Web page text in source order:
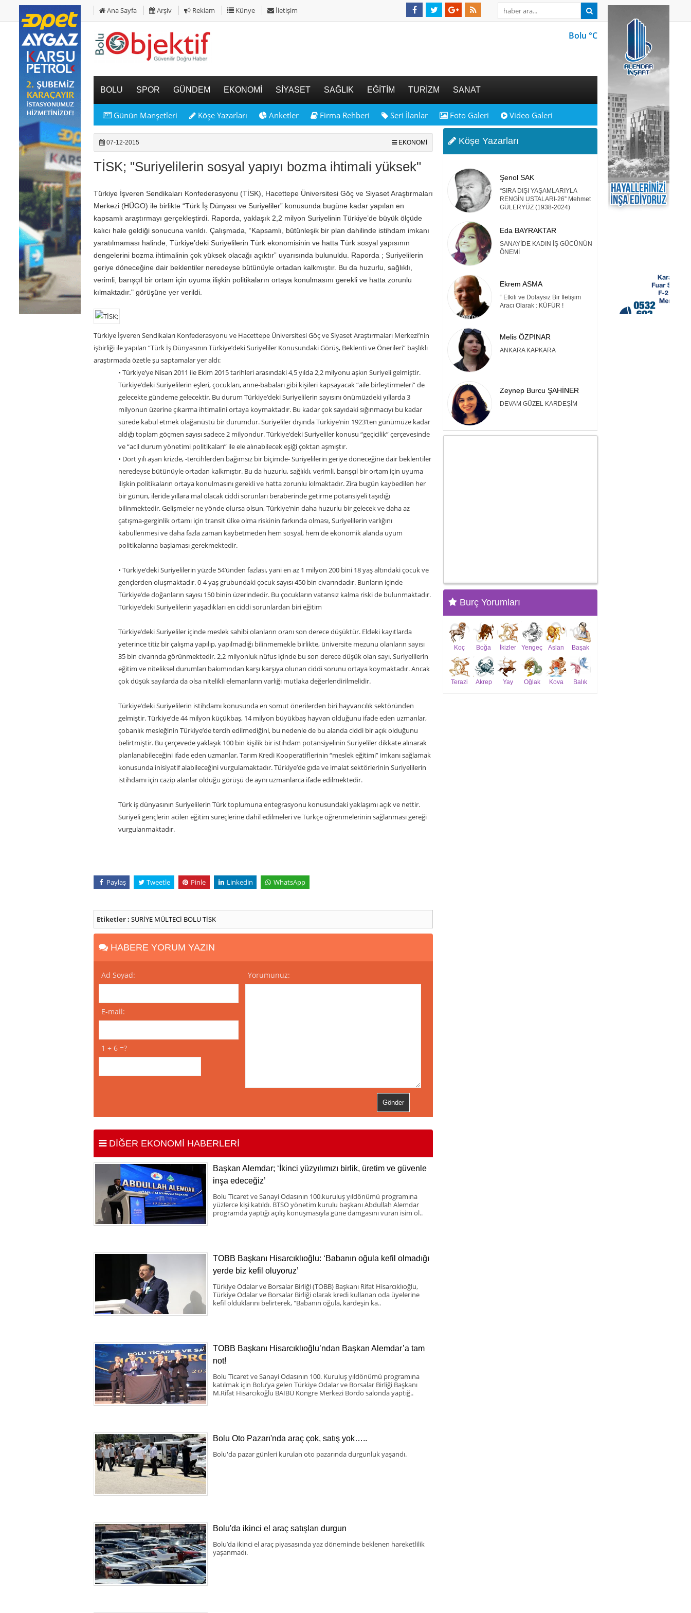
Ana Sayfa Arşiv Reklam Künye İletişim
Bolu °C
BOLU SPOR GÜNDEM EKONOMİ SİYASET SAĞLIK EĞİTİM TURİZM SANAT
Günün Manşetleri Köşe Yazarları Anketler Firma Rehberi Seri İlanlar Foto Galeri Video Galeri
07-12-2015 EKONOMİ
TİSK; "Suriyelilerin sosyal yapıyı bozma ihtimali yüksek"
Türkiye İşveren Sendikaları Konfederasyonu (TİSK), Hacettepe Üniversitesi Göç ve Siyaset Araştırmaları
Merkezi (HÜGO) ile birlikte “Türk İş Dünyası ve Suriyeliler” konusunda bugüne kadar yapılan en
kapsamlı araştırmayı gerçekleştirdi. Raporda, yaklaşık 2,2 milyon Suriyelinin Türkiye’de büyük ölçüde
kalıcı hale geldiği sonucuna varıldı. Çalışmada, “Kapsamlı, bütünleşik bir plan dahilinde istihdam imkanı
yaratılmaması halinde, Türkiye’deki Suriyelilerin Türk ekonomisinin ve hatta Türk sosyal yapısının
dengelerini bozma ihtimalinin çok yüksek olacağı açıktır” uyarısında bulunuldu. Raporda ; Suriyelilerin
geriye döneceğine dair beklentiler neredeyse bütünüyle ortadan kalkmıştır. Bu da huzurlu, sağlıklı,
verimli, barışçıl bir ortam için uyuma ilişkin politikaların ortaya konulmasını gerekli ve hatta zorunlu
kılmaktadır." görüşüne yer verildi.
Türkiye İşveren Sendikaları Konfederasyonu ve Hacettepe Üniversitesi Göç ve Siyaset Araştırmaları Merkezi’nin
işbirliği ile yapılan “Türk İş Dünyasının Türkiye’deki Suriyeliler Konusundaki Görüş, Beklenti ve Önerileri” başlıklı
araştırmada özetle şu saptamalar yer aldı:
• Türkiye’ye Nisan 2011 ile Ekim 2015 tarihleri arasındaki 4,5 yılda 2,2 milyonu aşkın Suriyeli gelmiştir.
Türkiye’deki Suriyelilerin eşleri, çocukları, anne-babaları gibi kişileri kapsayacak “aile birleştirmeleri” de
gelecekte gündeme gelecektir. Bu durum Türkiye’deki Suriyelilerin sayısını önümüzdeki yıllarda 3
milyonun üzerine çıkarma ihtimalini ortaya koymaktadır. Bu kadar çok sayıdaki sığınmacıyı bu kadar
sürede kabul etmek olağanüstü bir durumdur. Suriyeliler dışında Türkiye’nin 1923’ten günümüze kadar
aldığı toplam göçmen sayısı sadece 2 milyondur. Türkiye’deki Suriyeliler konusu “geçicilik” çerçevesinde
ve “acil durum yönetimi politikaları” ile ele alınabilecek eşiği çoktan aşmıştır.
• Dört yılı aşan krizde, -tercihlerden bağımsız bir biçimde- Suriyelilerin geriye döneceğine dair beklentiler
neredeyse bütünüyle ortadan kalkmıştır. Bu da huzurlu, sağlıklı, verimli, barışçıl bir ortam için uyuma
ilişkin politikaların ortaya konulmasını gerekli ve hatta zorunlu kılmaktadır. Zira bugün kaybedilen her
bir günün, ileride yıllara mal olacak ciddi sorunları beraberinde getirme potansiyeli taşıdığı
bilinmektedir. Gelişmeler ne yönde olursa olsun, Türkiye’nin daha huzurlu bir gelecek ve daha az
çatışma-gerginlik ortamı için transit ülke olma riskinin farkında olması, Suriyelilerin varlığını
kabullenmesi ve daha fazla zaman kaybetmeden hem sosyal, hem de ekonomik alanda uyum
politikalarına başlaması gerekmektedir.
• Türkiye’deki Suriyelilerin yüzde 54’ünden fazlası, yani en az 1 milyon 200 bini 18 yaş altındaki çocuk ve
gençlerden oluşmaktadır. 0-4 yaş grubundaki çocuk sayısı 450 bin civarındadır. Bunların içinde
Türkiye’de doğanların sayısı 150 binin üzerindedir. Bu çocukların vatansız kalma riski de bulunmaktadır.
Türkiye’deki Suriyelilerin yaşadıkları en ciddi sorunlardan biri eğitim
Türkiye’deki Suriyeliler içinde meslek sahibi olanların oranı son derece düşüktür. Eldeki kayıtlarda
yeterince titiz bir çalışma yapılıp, yapılmadığı bilinmemekle birlikte, üniversite mezunu olanların sayısı
35 bin civarında görünmektedir. 2,2 milyonluk nüfus içinde bu son derece düşük olan sayı, Suriyelilerin
eğitim ve niteliksel durumları bakımından karşı karşıya olunan ciddi sorunu ortaya koymaktadır. Ancak
çok düşük sayılarda da olsa nitelikli elemanların varlığı mutlaka değerlendirilmelidir.
Türkiye’deki Suriyelilerin istihdamı konusunda en somut önerilerden biri hayvancılık sektöründen
gelmiştir. Türkiye’de 44 milyon küçükbaş, 14 milyon büyükbaş hayvan olduğunu ifade eden uzmanlar,
çobanlık mesleğinin Türkiye’de tercih edilmediğini, bu nedenle de bu alanda ciddi bir açık olduğunu
belirtmiştir. Bu çerçevede yaklaşık 100 bin kişilik bir istihdam potansiyelinin Suriyeliler dikkate alınarak
planlanabileceğini ifade eden uzmanlar, Tarım Kredi Kooperatiflerinin “meslek eğitimi” imkanı sağlamak
konusunda inisiyatif alabileceğini vurgulamaktadır. Türkiye’de gıda ve imalat sektörlerinin Suriyelilerin
istihdamı için cazip alanlar olduğu görüşü de aynı uzmanlarca ifade edilmektedir.
Türk iş dünyasının Suriyelilerin Türk toplumuna entegrasyonu konusundaki yaklaşımı açık ve nettir.
Suriyeli gençlerin acilen eğitim süreçlerine dahil edilmeleri ve Türkçe öğrenmelerinin sağlanması gereği
vurgulanmaktadır.
Paylaş Tweetle Pinle Linkedin WhatsApp
Etiketler : SURİYE MÜLTECİ BOLUTİSK
HABERE YORUM YAZIN
Ad Soyad:
E-mail:
1 + 6 =?
Yorumunuz:
DİĞER EKONOMİ HABERLERİ
Başkan Alemdar; ‘İkinci yüzyılımızı birlik, üretim ve güvenle
inşa edeceğiz’
Bolu Ticaret ve Sanayi Odasının 100.kuruluş yıldönümü programına
yüzlerce kişi katıldı. BTSO yönetim kurulu başkanı Abdullah Alemdar
programda yaptığı açılış konuşmasıyla güne damgasını vuran isim ol..
TOBB Başkanı Hisarcıklıoğlu: ‘Babanın oğula kefil olmadığı
yerde biz kefil oluyoruz’
Türkiye Odalar ve Borsalar Birliği (TOBB) Başkanı Rifat Hisarcıklıoğlu,
Türkiye Odalar ve Borsalar Birliği olarak kredi kullanan oda üyelerine
kefil olduklarını belirterek, "Babanın oğula, kardeşin ka..
TOBB Başkanı Hisarcıklıoğlu’ndan Başkan Alemdar’a tam
not!
Bolu Ticaret ve Sanayi Odasının 100. Kuruluş yıldönümü programına
katılmak için Bolu’ya gelen Türkiye Odalar ve Borsalar Birliği Başkanı
M.Rifat Hisarcıkoğlu BAİBÜ Kongre Merkezi Bordo salonda yaptığ..
Bolu Oto Pazarı'nda araç çok, satış yok…..
Bolu'da pazar günleri kurulan oto pazarında durgunluk yaşandı.
Bolu'da ikinci el araç satışları durgun
Bolu’da ikinci el araç piyasasında yaz döneminde beklenen hareketlilik
yaşanmadı.
Köşe Yazarları
Şenol SAK
“SIRA DIŞI YAŞAMLARIYLA
RENGİN USTALARI-26” Mehmet
GÜLERYÜZ (1938-2024)
Eda BAYRAKTAR
SANAYİDE KADIN İŞ GÜCÜNÜN
ÖNEMİ
Ekrem ASMA
“ Etkili ve Dolaysız Bir İletişim
Aracı Olarak : KÜFÜR !
Melis ÖZPINAR
ANKARA KAPKARA
Zeynep Burcu ŞAHİNER
DEVAM GÜZEL KARDEŞİM
Burç Yorumları
Koç Boğa İkizler Yengeç Aslan Başak
Terazi Akrep Yay Oğlak Kova Balık